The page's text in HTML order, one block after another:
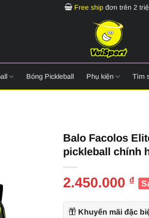
Free ship đơn trên 2
Bóng Pickleball Phụ kiện Tìm
Balo Facolos
pickleball chính
Giá
gốc
là:
2.450.000 ₫
Giá
hiện
tại Khuyến mãi đặc